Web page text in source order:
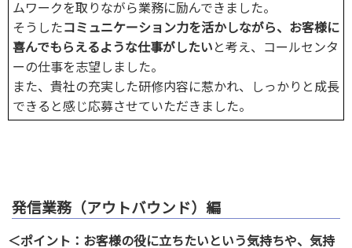
ムワークを取りながら業務に励んできました。
そうしたコミュニケーション力を活かしながら、お客様に
喜んでもらえるような仕事がしたいと考え、コールセンタ
ーの仕事を志望しました。
また、貴社の充実した研修内容に惹かれ、しっかりと成長
できると感じ応募させていただきました。
発信業務（アウトバウンド）編
＜ポイント：お客様の役に立ちたいという気持ちや、気持